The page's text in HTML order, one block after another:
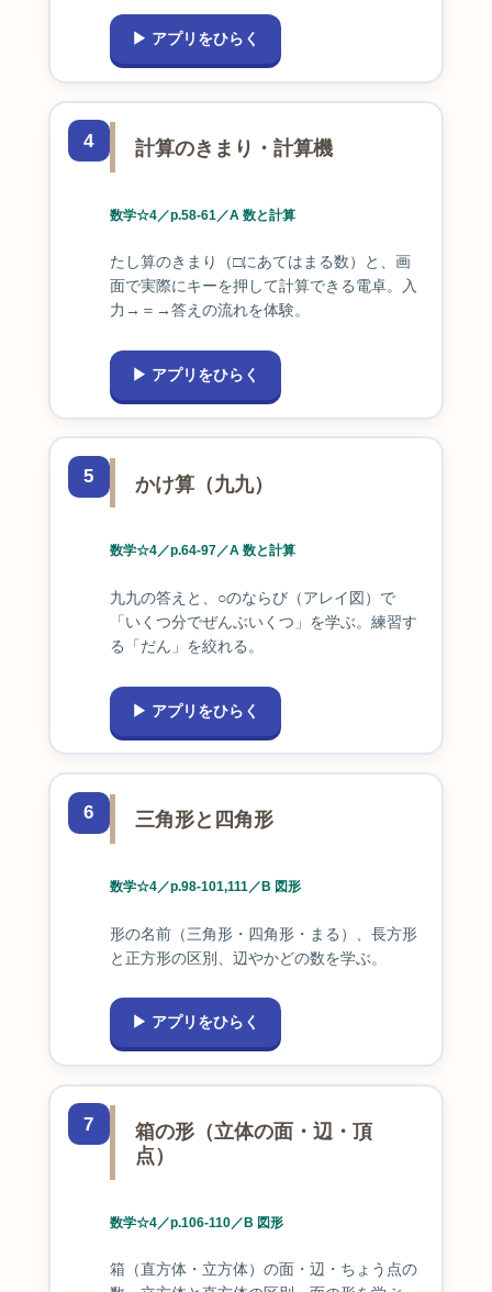
▶ アプリをひらく
4 計算のきまり・計算機
数学☆4／p.58-61／A 数と計算
たし算のきまり（□にあてはまる数）と、画
面で実際にキーを押して計算できる電卓。入
力→＝→答えの流れを体験。
▶ アプリをひらく
5 かけ算（九九）
数学☆4／p.64-97／A 数と計算
九九の答えと、○のならび（アレイ図）で
「いくつ分でぜんぶいくつ」を学ぶ。練習す
る「だん」を絞れる。
▶ アプリをひらく
6 三角形と四角形
数学☆4／p.98-101,111／B 図形
形の名前（三角形・四角形・まる）、長方形
と正方形の区別、辺やかどの数を学ぶ。
▶ アプリをひらく
7
箱の形（立体の面・辺・頂
点）
数学☆4／p.106-110／B 図形
箱（直方体・立方体）の面・辺・ちょう点の